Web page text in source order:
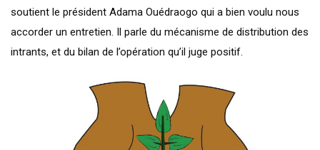
soutient le président Adama Ouédraogo qui a bien voulu nous
accorder un entretien. Il parle du mécanisme de distribution des
intrants, et du bilan de l’opération qu’il juge positif.